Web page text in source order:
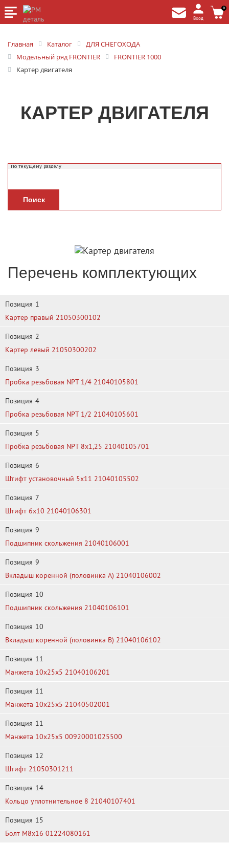
Вход
0
Главная Каталог
ДЛЯ СНЕГОХОДА
Модельный ряд FRONTIER
FRONTIER 1000
Картер двигателя
КАРТЕР ДВИГАТЕЛЯ
Поиск
Перечень комплектующих
Позиция 1
Картер правый 21050300102
Позиция 2
Картер левый 21050300202
Позиция 3
Пробка резьбовая NPT 1/4 21040105801
Позиция 4
Пробка резьбовая NPT 1/2 21040105601
Позиция 5
Пробка резьбовая NPT 8х1,25 21040105701
Позиция 6
Штифт установочный 5x11 21040105502
Позиция 7
Штифт 6х10 21040106301
Позиция 9
Подшипник скольжения 21040106001
Позиция 9
Вкладыш коренной (половинка A) 21040106002
Позиция 10
Подшипник скольжения 21040106101
Позиция 10
Вкладыш коренной (половинка В) 21040106102
Позиция 11
Манжета 10x25x5 21040106201
Позиция 11
Манжета 10x25x5 21040502001
Позиция 11
Манжета 10x25x5 00920001025500
Позиция 12
Штифт 21050301211
Позиция 14
Кольцо уплотнительное 8 21040107401
Позиция 15
Болт М8х16 01224080161